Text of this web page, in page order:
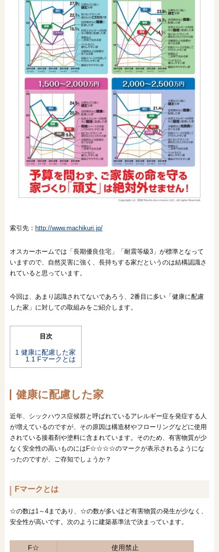
索引先： http://www.machikuri.jp/
オスカーホームでは「長期優良住宅」「耐震等級3」が標準となって
いますので、自然災害に強く、長持ちする家だというのは結構認識さ
れていると思っています。
今回は、あまり認識されてないであろう、2番目に多い「健康に配慮
した家」に対しての取組みをご紹介します。
目次
1 健康に配慮した家
1.1 Fマークとは
健康に配慮した家
近年、シックハウス症候群と呼ばれているアレルギー症を発症する人
が増えているのですが、その原因は構造材やフローリングなどに使用
されている接着剤や塗料に含まれています。そのため、有害物質が少
なく安全性の高いものにはF☆☆☆☆のマークが表示されるようにな
ったのですが、ご存知でしょうか？
Fマークとは
☆の数は1～4まであり、☆の数が多いほど有害物質の発生が少なく、
安全性が高いです。次のように建築基準法で決まっています。
F☆
使用禁止